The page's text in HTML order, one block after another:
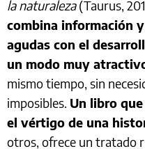
la naturaleza(Taurus,
combina información
agudas con el
un modo muy
mismo tiempo, sin
imposibles. Un libro
el vértigo de una
otros, ofrece un tratado